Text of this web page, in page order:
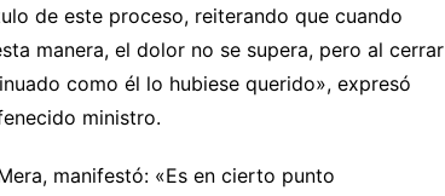
de este proceso, reiterando que cuando
manera, el dolor no se supera, pero al cerrar
como él lo hubiese querido», expresó
ministro.
manifestó: «Es en cierto punto